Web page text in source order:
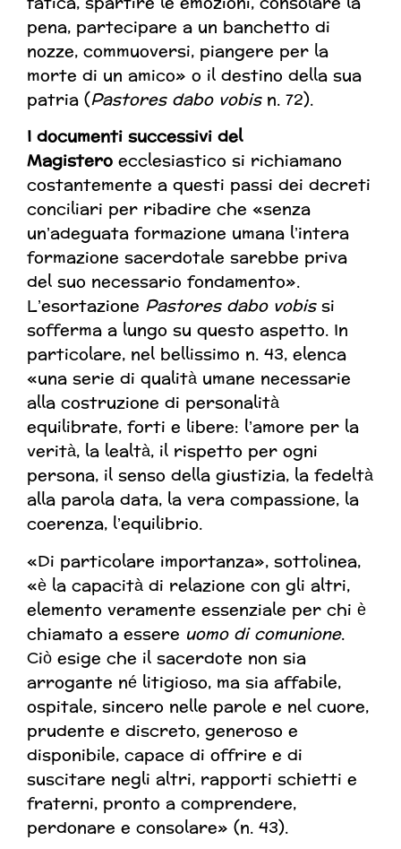
pena, partecipare a un banchetto di
nozze, commuoversi, piangere per la
morte di un amico» o il destino della sua
patria (Pastores dabo vobisn. 72).
Idocumenti successivi del
Magisteroecclesiastico si richiamano
costantemente a questi passi dei decreti
conciliari per ribadire che «senza
un’adeguata formazione umana l’intera
formazione sacerdotale sarebbe priva
del suo necessario fondamento».
L’esortazione Pastores dabo vobissi
sofferma a lungo su questo aspetto. In
particolare, nel bellissimo n. 43, elenca
«una serie di qualità umane necessarie
alla costruzione di personalità
equilibrate, forti e libere: l’amore per la
verità, la lealtà, il rispetto per ogni
persona, il senso della giustizia, la fedeltà
alla parola data, la vera compassione, la
coerenza, l’equilibrio.
«Di particolare importanza», sottolinea,
«è la capacità di relazione con gli altri,
elemento veramente essenziale per chi è
chiamato a essere uomo di comunione.
Ciò esige che il sacerdote non sia
arrogante né litigioso, ma sia affabile,
ospitale, sincero nelle parole e nel cuore,
prudente e discreto, generoso e
disponibile, capace di offrire e di
suscitare negli altri, rapporti schietti e
fraterni, pronto a comprendere,
perdonare e consolare» (n. 43).